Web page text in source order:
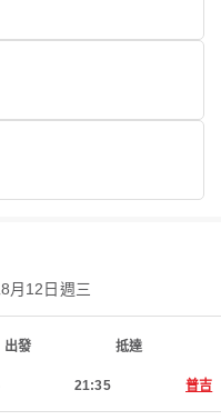
8月12日週三
出發 抵達
21:35 普吉